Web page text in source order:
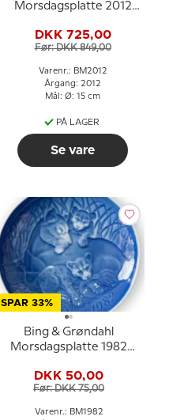
Morsdagsplatte 2012
DKK 725,00
Før: DKK 849,00
Varenr.: BM2012
Årgang: 2012
Mål: Ø: 15 cm
PÅ LAGER
Se vare
SPAR 33%
Bing & Grøndahl
Morsdagsplatte 1982
DKK 50,00
Før: DKK 75,00
Varenr.: BM1982